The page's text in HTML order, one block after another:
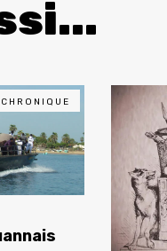
CHRONIQUE